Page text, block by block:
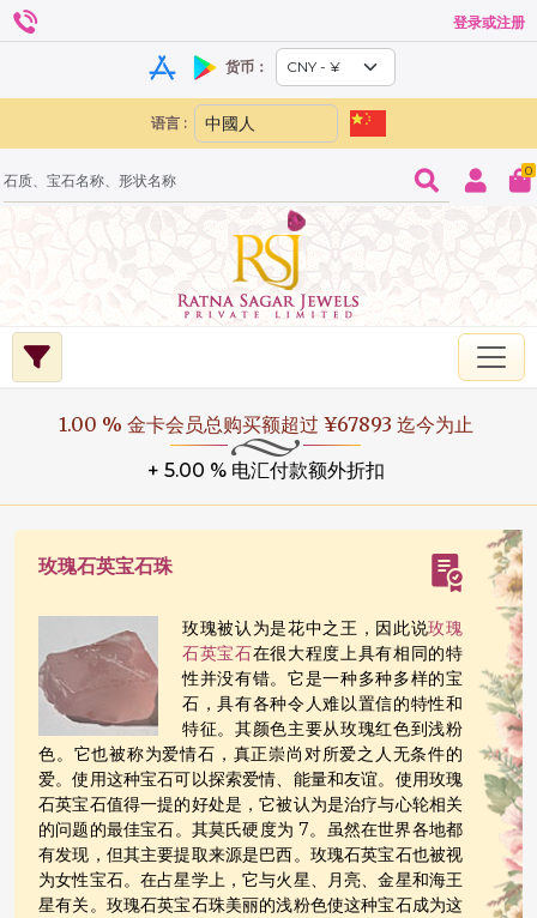
登录或注册
货币：
语言 :
0
1.00 % 金卡会员总购买额超过 ¥67893 迄今为止
+ 5.00 % 电汇付款额外折扣
玫瑰石英宝石珠
玫瑰被认为是花中之王，因此说玫瑰
石英宝石在很大程度上具有相同的特
性并没有错。它是一种多种多样的宝
石，具有各种令人难以置信的特性和
特征。其颜色主要从玫瑰红色到浅粉
色。它也被称为爱情石，真正崇尚对所爱之人无条件的
爱。使用这种宝石可以探索爱情、能量和友谊。使用玫瑰
石英宝石值得一提的好处是，它被认为是治疗与心轮相关
的问题的最佳宝石。其莫氏硬度为 7。虽然在世界各地都
有发现，但其主要提取来源是巴西。玫瑰石英宝石也被视
为女性宝石。在占星学上，它与火星、月亮、金星和海王
星有关。玫瑰石英宝石珠美丽的浅粉色使这种宝石成为这